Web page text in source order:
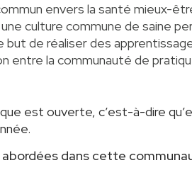
envers la santé mieux-
culture commune de saine
but de réaliser des
entre la communauté de
est ouverte, c’est-à-dire
dans cette